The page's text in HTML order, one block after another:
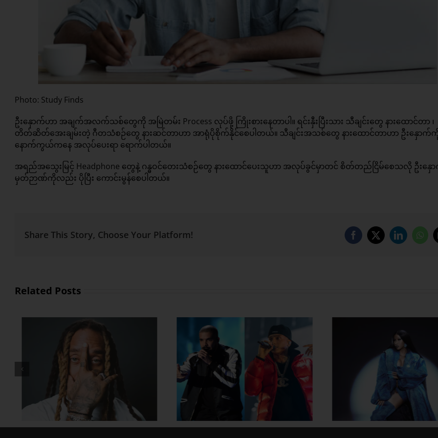
Photo: Study Finds
ဦးနှောက်ဟာ အချက်အလက်သစ်တွေကို အမြဲတမ်း Process လုပ်ဖို့ ကြိုးစားနေတာပါ။ ရင်းနှီးပြီးသား သီချင်းတွေ နားထောင်တာ ၊
တိတ်ဆိတ်အေးချမ်းတဲ့ ဂီတသံစဉ်တွေ နားဆင်တာဟာ အာရုံပိုစိုက်နိုင်စေပါတယ်။ သီချင်းအသစ်တွေ နားထောင်တာဟာ ဦးနှောက်
နောက်ကွယ်ကနေ အလုပ်ပေးရာ ရောက်ပါတယ်။
အရည်အသွေးမြင့် Headphone တွေနဲ့ ဂန္ဓဝင်တေးသံစဉ်တွေ နားထောင်ပေးသူဟာ အလုပ်ခွင်မှာတင် စိတ်တည်ငြိမ်စေသလို ဦးနှေ
မှတ်ဉာဏ်ကိုလည်း ပိုပြီး ကောင်းမွန်စေပါတယ်။
Share This Story, Choose Your Platform! Facebook
X LinkedIn
Related Posts
Drake နဲ့ Central Cee တို့
ပေါင်းဖြုတ်ထားတဲ့ Which
ပရိသတ်တွေကို နေလှန်းထား
တဲ့ Cardi B နောက်ဆုံးတော့
ပြန်လာပြီ
JB နဲ့ SZA ပေါင်းပြီး
ကို စပရိုက်တို